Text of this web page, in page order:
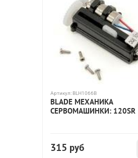
Артикул: BLH1066B
BLADE МЕХАНИКА
СЕРВОМАШИНКИ: 120SR
315 руб